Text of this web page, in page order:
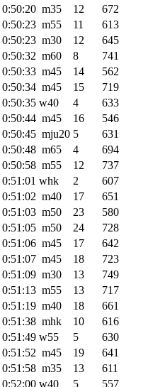
0:50:20 m35 12
672
0:50:23 m55 11
613
0:50:23 m30 12
645
0:50:32 m60 8
741
0:50:33 m45 14
562
0:50:34 m45 15
719
0:50:35 w40 4
633
0:50:44 m45 16
546
0:50:45 mju20 5
631
0:50:48 m65 4
694
0:50:58 m55 12
737
0:51:01 whk 2
607
0:51:02 m40 17
651
0:51:03 m50 23
580
0:51:05 m50 24
728
0:51:06 m45 17
642
0:51:07 m45 18
723
0:51:09 m30 13
749
0:51:13 m55 13
717
0:51:19 m40 18
661
0:51:38 mhk 10
616
0:51:49 w55 5
630
0:51:52 m45 19
641
0:51:58 m35 13
611
0:52:00 w40 5 557